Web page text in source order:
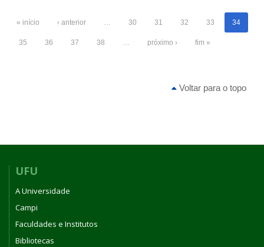
« início ‹ anterior … 30 31 32 33 34
35 36 37 38 … próximo › fim »
Voltar para o topo
UFU
A Universidade
Campi
Faculdades e Institutos
Bibliotecas